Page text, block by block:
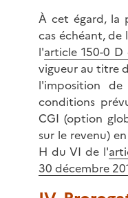
À cet égard, la
cas échéant,
l'article 150-0 D
vigueur au titre
l'imposition
conditions
CGI (option
sur le revenu)
H du VI de l'
30 décembre